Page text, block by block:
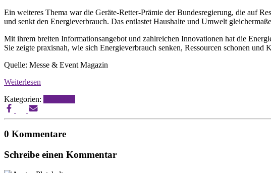
Ein weiteres Thema war die Geräte-Retter-Prämie der Bundesregierung, die auf
und senkt den Energieverbrauch. Das entlastet Haushalte und Umwelt
Mit ihrem breiten Informationsangebot und zahlreichen Innovationen hat die
Sie zeigte praxisnah, wie sich Energieverbrauch senken, Ressourcen schonen und
Quelle: Messe & Event Magazin
Weiterlesen
Kategorien:
0 Kommentare
Schreibe einen Kommentar